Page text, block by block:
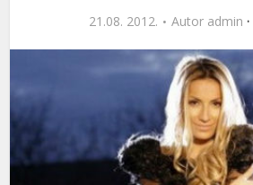
21.08. 2012. Autor admin ·